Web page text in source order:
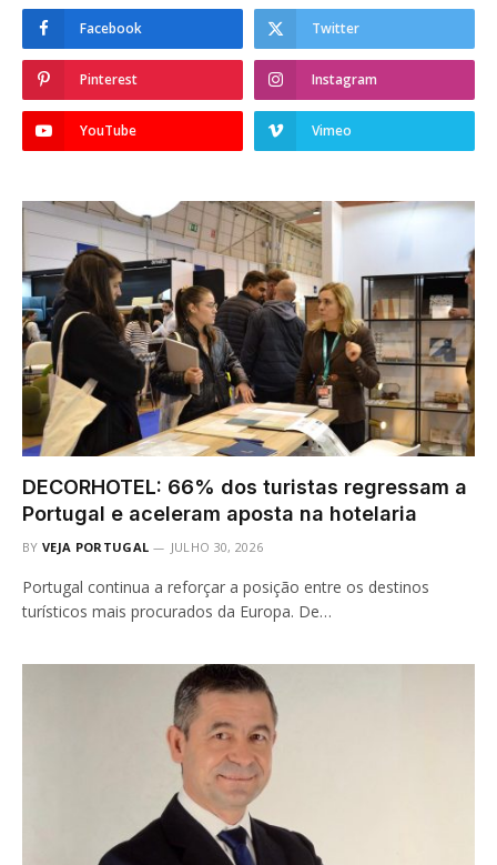
Facebook Twitter
Pinterest Instagram
YouTube Vimeo
DECORHOTEL: 66% dos turistas regressam a
Portugal e aceleram aposta na hotelaria
BY VEJA PORTUGAL JULHO 30, 2026
Portugal continua a reforçar a posição entre os destinos
turísticos mais procurados da Europa. De…